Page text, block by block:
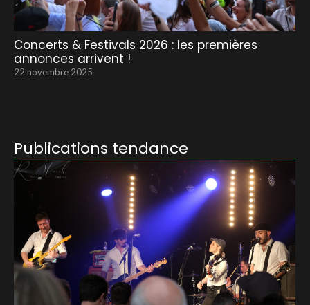
Concerts & Festivals 2026 : les premières
annonces arrivent !
22 novembre 2025
Publications tendance